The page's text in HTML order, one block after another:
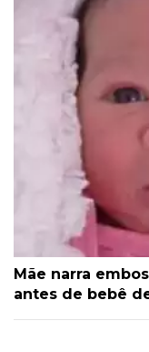
Mãe narra
antes de bebê